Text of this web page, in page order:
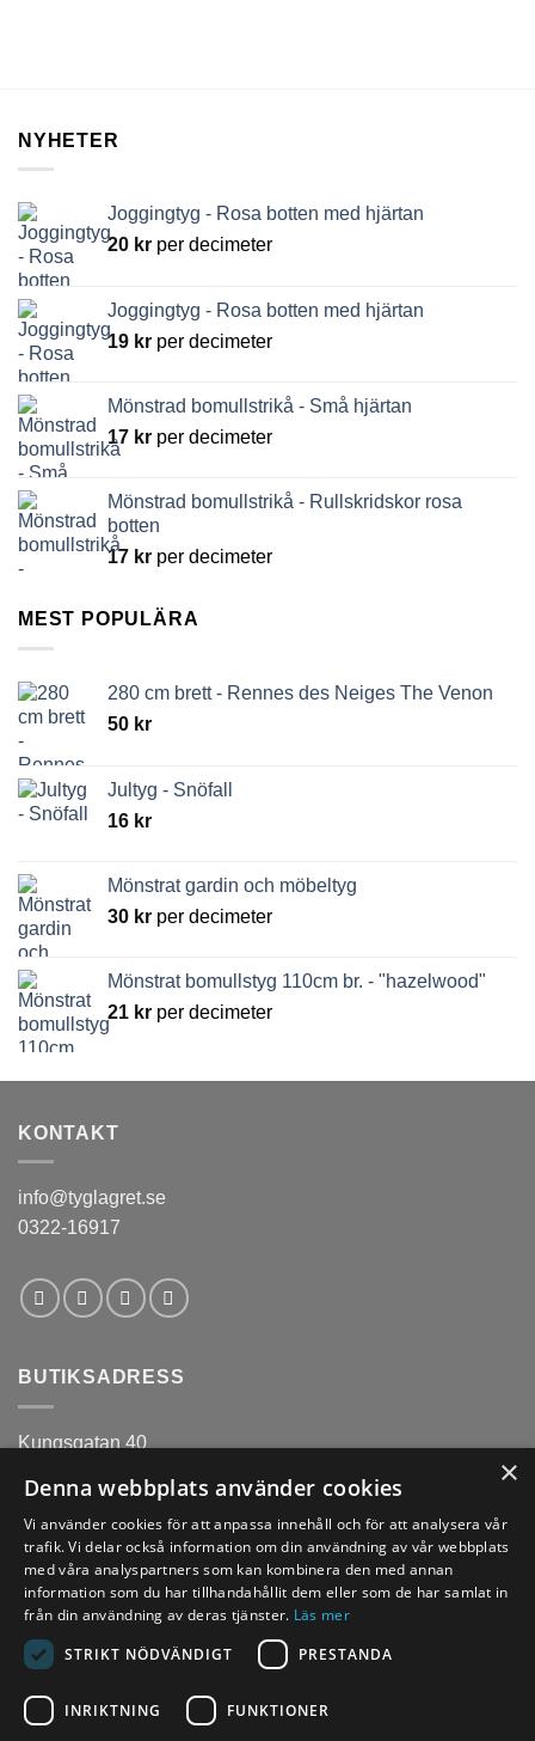
NYHETER
Joggingtyg - Rosa botten med hjärtan
20 kr per decimeter
Joggingtyg - Rosa botten med hjärtan
19 kr per decimeter
Mönstrad bomullstrikå - Små hjärtan
17 kr per decimeter
Mönstrad bomullstrikå - Rullskridskor rosa
botten
17 kr per decimeter
MEST POPULÄRA
280 cm brett - Rennes des Neiges The Venon
50 kr
Jultyg - Snöfall
16 kr
Mönstrat gardin och möbeltyg
30 kr per decimeter
Mönstrat bomullstyg 110cm br. - "hazelwood"
21 kr per decimeter
KONTAKT
info@tyglagret.se
0322-16917
BUTIKSADRESS
Kungsgatan 40
Alingsås
ÖPPETTIDER
Lördagar 10-14
×
Denna webbplats använder cookies
Vi använder cookies för att anpassa innehåll och för att analysera vår
trafik. Vi delar också information om din användning av vår webbplats
med våra analyspartners som kan kombinera den med annan
information som du har tillhandahållit dem eller som de har samlat in
från din användning av deras tjänster. Läs mer
STRIKT NÖDVÄNDIGT
PRESTANDA
INRIKTNING FUNKTIONER